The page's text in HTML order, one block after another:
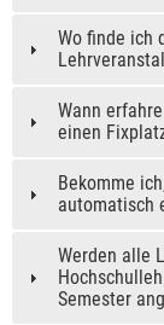
Wo finde ich
Wann
einen
Bekomme
automatisch
Werden alle
Semester